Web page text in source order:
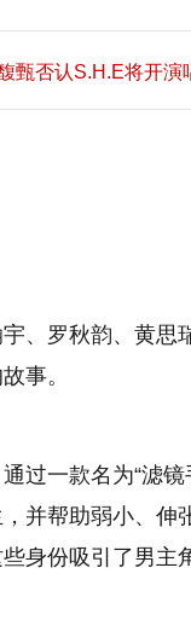
甄否认S.H.E将开演
甄否认S.H.E将开演
、罗秋韵、黄思
事。
过一款名为“滤
并帮助弱小、伸
身份吸引了男主